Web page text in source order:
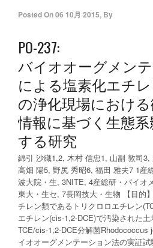
Posted On06 10月 2015, By
PO-237:
バイオオーグメン
による塩素化エチ
の浄化現場におけ
情報に基づく生態
する研究
綿引 沙織1,2, 木村 信忠1, 山副 敦司
高畑 陽5, 野尻 秀昭6, 福田 雅夫7 1産
波大院・生, 3NITE, 4産総研・バイオ
東大・生セ, 7長岡技大・生物 【目的
チレン類であるトリクロロエチレン
エチレン(cis-1,2-DCE)で汚染された
TCE/cis-1,2-DCE分解菌Rhodococcus
イオオーグメンテーション法の実証試